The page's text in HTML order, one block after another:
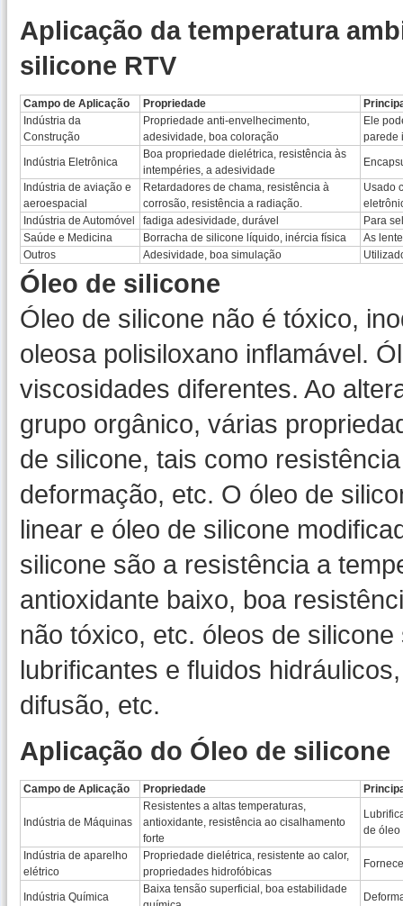
Aplicação da temperatura
silicone RTV
Campo de Aplicação Propriedade
Indústria da
Construção
Propriedade anti-envelhecimento,
adesividade, boa coloração
Ele
parede
Indústria Eletrônica
Boa propriedade dielétrica, resistência às
intempéries, a adesividade
Indústria de aviação e
aeroespacial
Retardadores de chama, resistência à
corrosão, resistência a radiação.
Usado
Indústria de Automóvel
fadiga adesividade, durável
Para
Saúde e Medicina
Borracha de silicone líquido, inércia física
As
Outros
Adesividade, boa simulação
Óleo de silicone
Óleo de silicone não é tóxico,
oleosa polisiloxano inflamável.
viscosidades diferentes. Ao
grupo orgânico, várias
de silicone, tais como
deformação, etc. O óleo de
linear e óleo de silicone
silicone são a resistência a
antioxidante baixo, boa
não tóxico, etc. óleos de
lubrificantes e fluidos
difusão, etc.
Aplicação do Óleo de silicone
Campo de Aplicação Propriedade
Indústria de Máquinas
Resistentes a altas temperaturas,
antioxidante, resistência ao cisalhamento
forte
de óleo
Indústria de aparelho
elétrico
Propriedade dielétrica, resistente ao calor,
propriedades hidrofóbicas
Indústria Química
Baixa tensão superficial, boa estabilidade